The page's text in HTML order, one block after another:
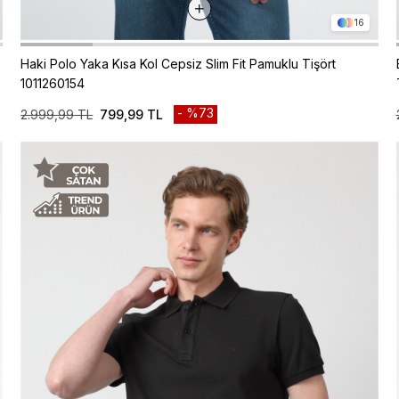
16
Haki Polo Yaka Kısa Kol Cepsiz Slim Fit Pamuklu Tişört
1011260154
799,99 TL
2.999,99 TL %73